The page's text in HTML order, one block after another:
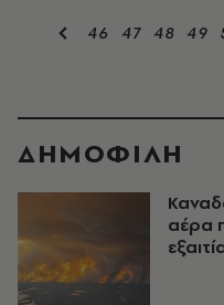
46 47 48 49
ΔΗΜΟΦΙΛΗ
αέρα